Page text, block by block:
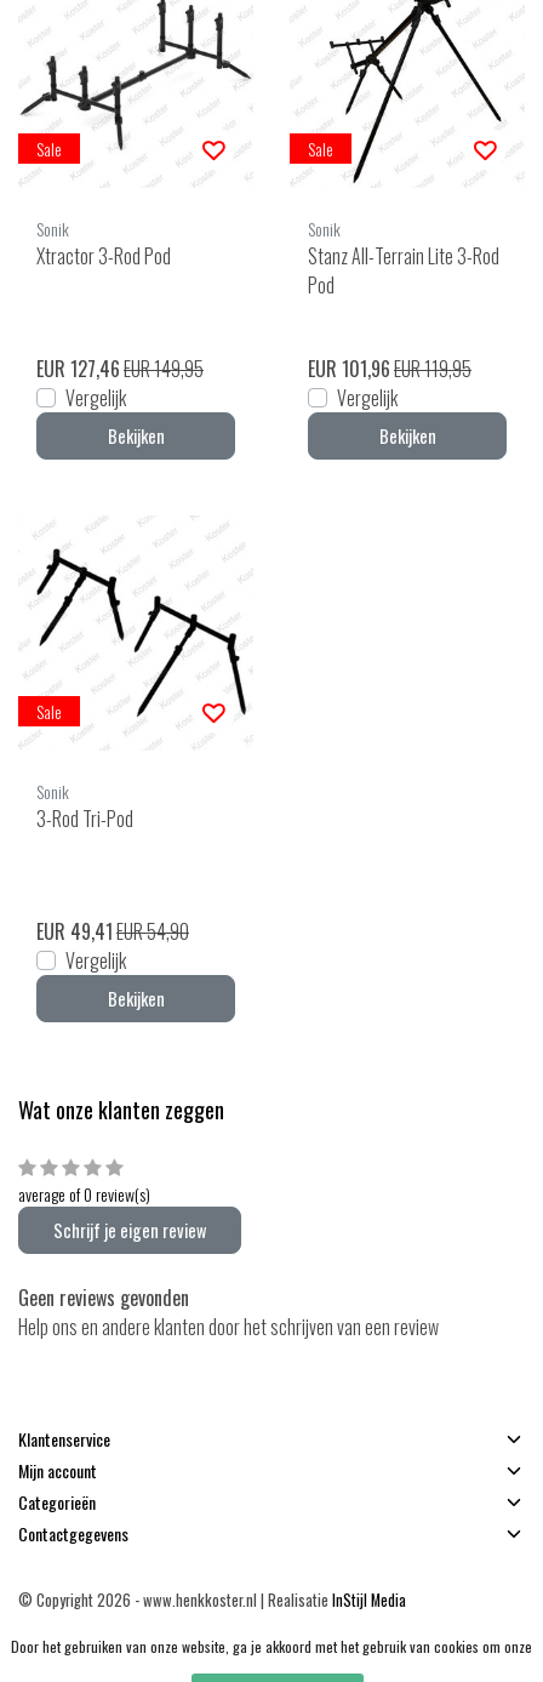
Sale
Sonik
Xtractor 3-Rod Pod
EUR 127,46EUR 149,95
Vergelijk
Bekijken
Sale
Sonik
Stanz All-Terrain Lite 3-Rod
Pod
EUR 101,96EUR 119,95
Vergelijk
Bekijken
Sale
Sonik
3-Rod Tri-Pod
EUR 49,41EUR 54,90
Vergelijk
Bekijken
Wat onze klanten zeggen
average of 0 review(s)
Schrijf je eigen review
Geen reviews gevonden
Help ons en andere klanten door het schrijven van een review
Klantenservice
Mijn account
Categorieën
Contactgegevens
© Copyright 2026 - www.henkkoster.nl | Realisatie InStijl Media
Door het gebruiken van onze website, ga je akkoord met het gebruik van cookies om onze